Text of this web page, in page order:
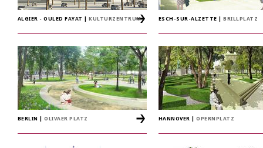
ALGIER - OULED FAYAT |KULTURZENTRUM ESCH-SUR-ALZETTE |BRILLPLATZ
BERLIN |OLIVAER PLATZ HANNOVER |OPERNPLATZ